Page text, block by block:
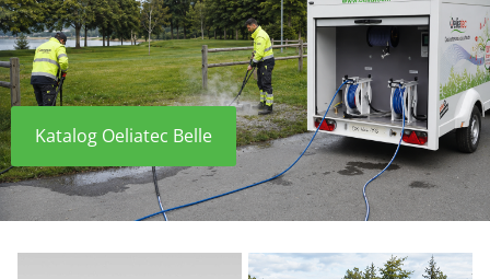
Katalog Oeliatec Belle